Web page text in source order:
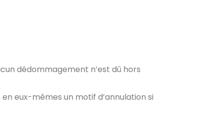
dédommagement n’est dû hors
eux-mêmes un motif d’annulation si